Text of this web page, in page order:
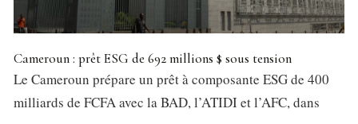
Cameroun : prêt ESG de 692 millions $ sous tension
Le Cameroun prépare un prêt à composante ESG de 400
milliards de FCFA avec la BAD, l’ATIDI et l’AFC, dans